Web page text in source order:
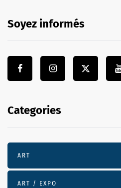
Soyez informés
Categories
ART
ART / EXPO